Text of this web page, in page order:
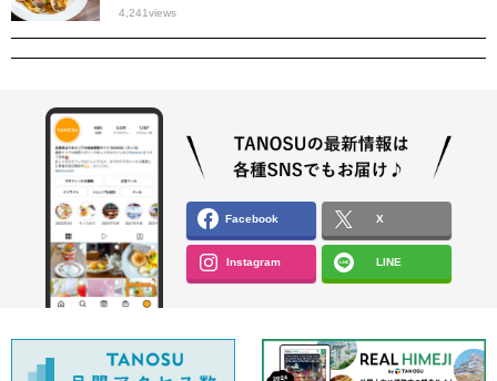
4,241views
Facebook X
Instagram LINE